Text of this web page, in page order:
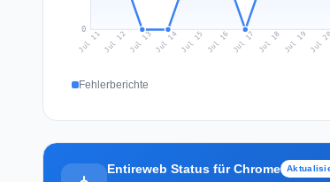
0
Jul 11Jul 12Jul 13 Jul 14Jul 15 Jul 16 Jul 17 Jul 18 Jul 19 Jul 20
Fehlerberichte
Entireweb Status für Chrome